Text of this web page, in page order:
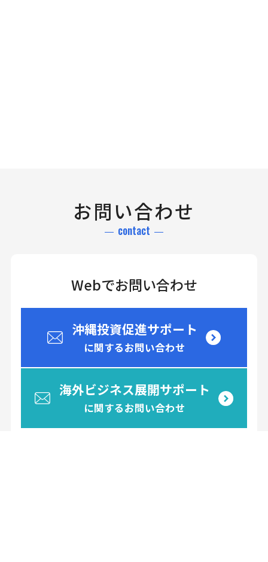
お問い合わせ
contact
Webでお問い合わせ
沖縄投資促進サポート
に関するお問い合わせ
海外ビジネス展開サポート
に関するお問い合わせ